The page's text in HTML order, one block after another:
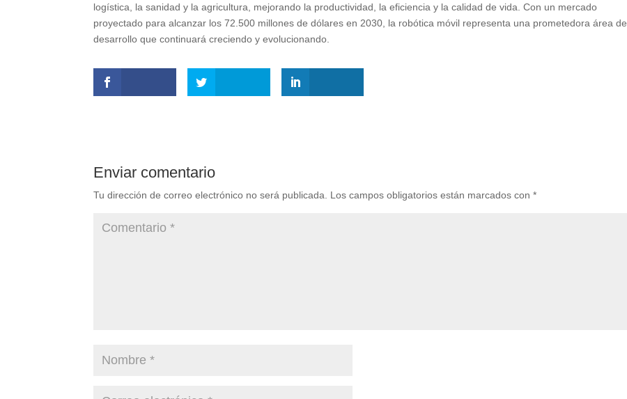
logística, la sanidad y la agricultura, mejorando la productividad, la eficiencia y la calidad de vida. Con un mercado
proyectado para alcanzar los 72.500 millones de dólares en 2030, la robótica móvil representa una prometedora área de
desarrollo que continuará creciendo y evolucionando.
Enviar comentario
Tu dirección de correo electrónico no será publicada. Los campos obligatorios están marcados con*